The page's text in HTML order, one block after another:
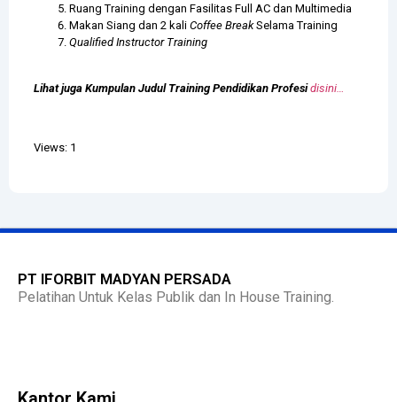
Ruang Training dengan Fasilitas Full AC dan Multimedia
Makan Siang dan 2 kali Coffee BreakSelama Training
Qualified Instructor Training
Lihat juga Kumpulan Judul Training Pendidikan Profesidisini…
Views: 1
PT IFORBIT MADYAN PERSADA
Pelatihan Untuk Kelas Publik dan In House Training.